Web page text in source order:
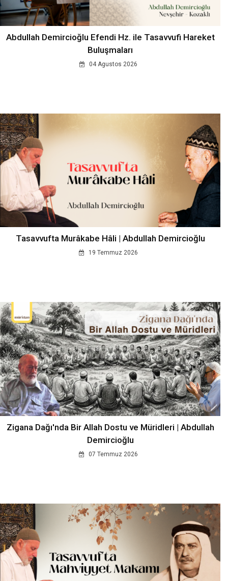
Abdullah Demircioğlu Efendi Hz. ile Tasavvufi Hareket
Buluşmaları
04 Agustos 2026
Tasavvufta Murâkabe Hâli | Abdullah Demircioğlu
19 Temmuz 2026
Zigana Dağı'nda Bir Allah Dostu ve Müridleri | Abdullah
Demircioğlu
07 Temmuz 2026